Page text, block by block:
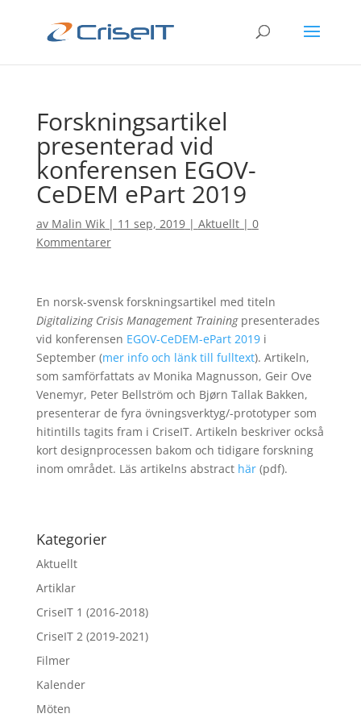
Forskningsartikel
presenterad vid
konferensen EGOV-
CeDEM ePart 2019
av Malin Wik| 11 sep, 2019| Aktuellt| 0
Kommentarer
En norsk-svensk forskningsartikel med titeln
Digitalizing Crisis Management Trainingpresenterades
vid konferensen EGOV-CeDEM-ePart 2019i
September (mer info och länk till fulltext). Artikeln,
som samförfattats av Monika Magnusson, Geir Ove
Venemyr, Peter Bellström och Bjørn Tallak Bakken,
presenterar de fyra övningsverktyg/-prototyper som
hitintills tagits fram i CriseIT. Artikeln beskriver också
kort designprocessen bakom och tidigare forskning
inom området. Läs artikelns abstract här (pdf).
Kategorier
Aktuellt
Artiklar
CriseIT 1 (2016-2018)
CriseIT 2 (2019-2021)
Filmer
Kalender
Möten